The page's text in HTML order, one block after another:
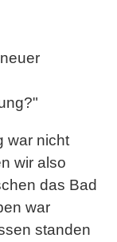
war nicht
wir also
das Bad
war
standen